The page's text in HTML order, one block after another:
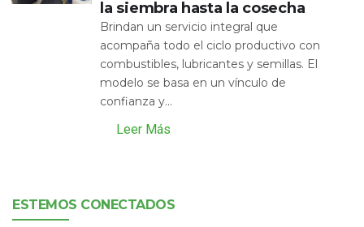
la siembra hasta la cosecha
Brindan un servicio integral que
acompaña todo el ciclo productivo con
combustibles, lubricantes y semillas. El
modelo se basa en un vínculo de
confianza y...
Leer Más
ESTEMOS CONECTADOS